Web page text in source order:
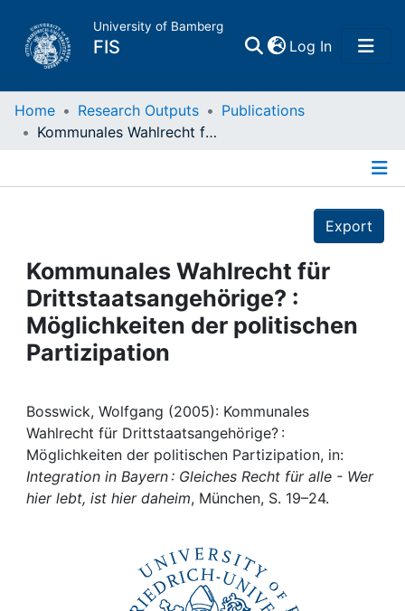
University of Bamberg
FIS Log In(current)
Home
People
Institutions
Awards
My FIS
Help
Home Research Outputs
Publications
Kommunales Wahlrecht für Drittstaatsangehörige? : Möglichkeiten der politischen Partizipation
Export
Kommunales Wahlrecht für
Drittstaatsangehörige? :
Möglichkeiten der politischen
Partizipation
Bosswick, Wolfgang (2005): Kommunales
Wahlrecht für Drittstaatsangehörige? :
Möglichkeiten der politischen Partizipation, in:
Integration in Bayern : Gleiches Recht für alle - Wer
hier lebt, ist hier daheim, München, S. 19–24.